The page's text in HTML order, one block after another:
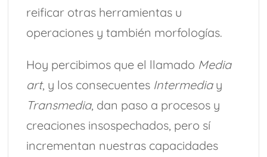
reificar otras herramientas u
operaciones y también morfologías.
Hoy percibimos que el llamado Media
art, y los consecuentes Intermediay
Transmedia, dan paso a procesos y
creaciones insospechados, pero sí
incrementan nuestras capacidades